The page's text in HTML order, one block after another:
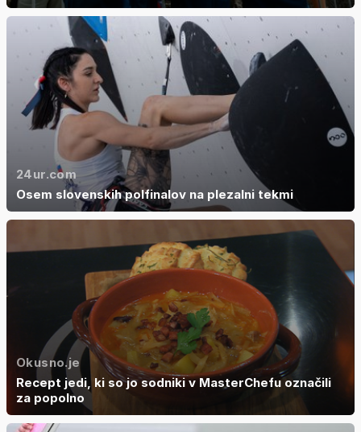
24ur.com
Osem slovenskih polfinalov na plezalni tekmi
Okusno.je
Recept jedi, ki so jo sodniki v MasterChefu označili
za popolno